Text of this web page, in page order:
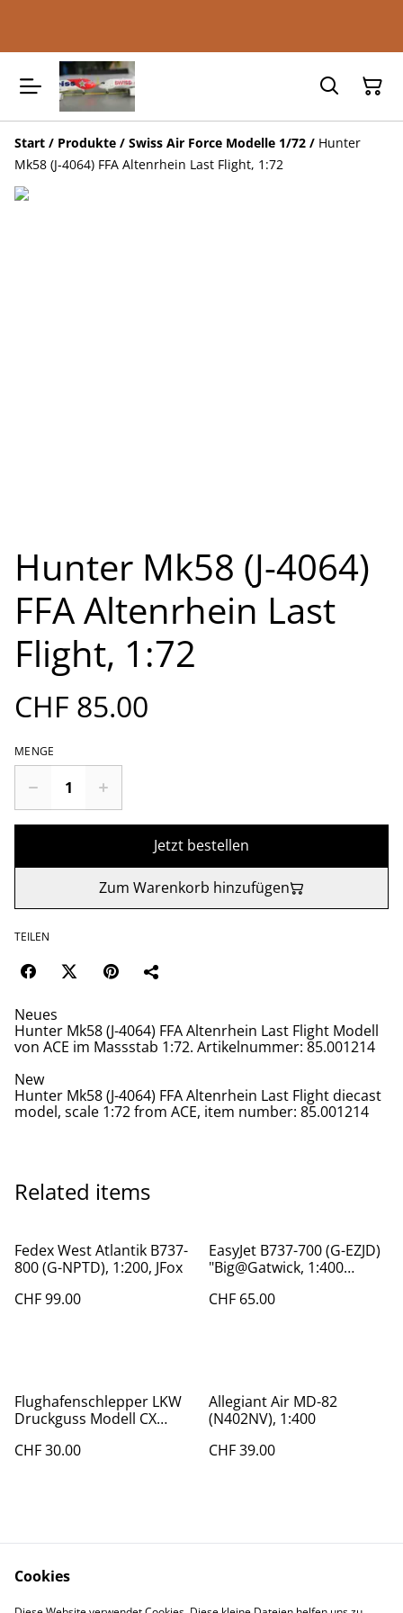
Start / Produkte / Swiss Air Force Modelle 1/72 / Hunter
Mk58 (J-4064) FFA Altenrhein Last Flight, 1:72
Hunter Mk58 (J-4064)
FFA Altenrhein Last
Flight, 1:72
CHF 85.00
MENGE
Jetzt bestellen
Zum Warenkorb hinzufügen
TEILEN
Neues
Hunter Mk58 (J-4064) FFA Altenrhein Last Flight Modell
von ACE im Massstab 1:72. Artikelnummer: 85.001214
New
Hunter Mk58 (J-4064) FFA Altenrhein Last Flight diecast
model, scale 1:72 from ACE, item number: 85.001214
Related items
Fedex West Atlantik B737-
800 (G-NPTD), 1:200, JFox
CHF 99.00
EasyJet B737-700 (G-EZJD)
"Big@Gatwick, 1:400
CHF 65.00
Flughafenschlepper LKW
Druckguss Modell CX
CHF 30.00
Allegiant Air MD-82
(N402NV), 1:400
CHF 39.00
Cookies